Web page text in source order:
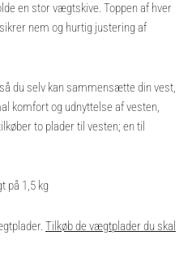
en stor vægtskive. Toppen af hver
nem og hurtig justering af
du selv kan sammensætte din vest,
komfort og udnyttelse af vesten,
to plader til vesten; en til
på 1,5 kg
Tilkøb de vægtplader du skal